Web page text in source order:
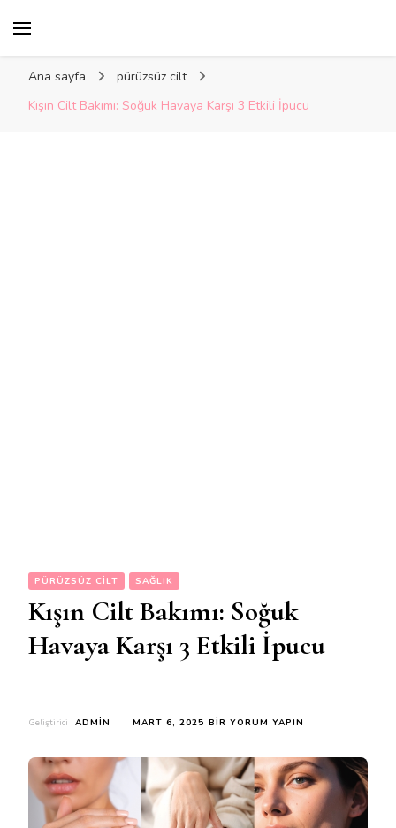
Ana sayfa
pürüzsüz cilt
Kışın Cilt Bakımı: Soğuk Havaya Karşı 3 Etkili İpucu
PÜRÜZSÜZ CILT SAĞLIK
Kışın Cilt Bakımı: Soğuk
Havaya Karşı 3 Etkili İpucu
Geliştirici ADMIN MART 6, 2025 KIŞIN
SOĞUK
HAVAYA
KARŞI
3
BIR YORUM YAPIN